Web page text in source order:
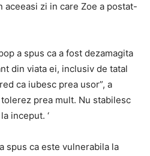
aceeasi zi in care Zoe a postat-
a spus ca a fost dezamagita
din viata ei, inclusiv de tatal
ca iubesc prea usor”, a
prea mult. Nu stabilesc
inceput. ‘
spus ca este vulnerabila la